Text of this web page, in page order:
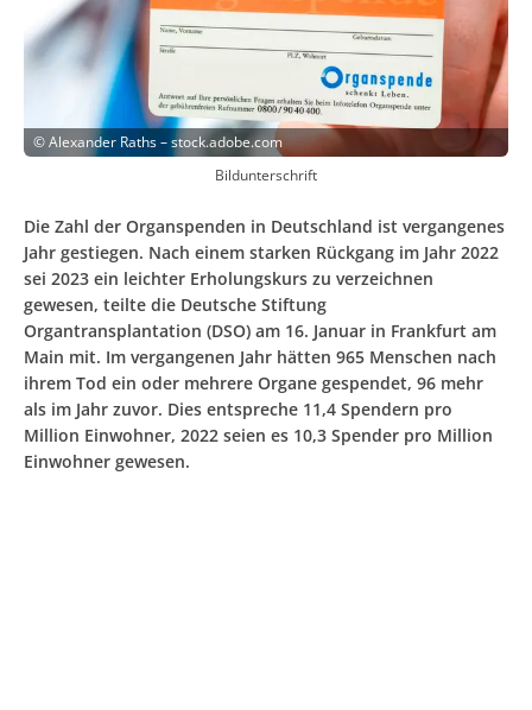
©Alexander Raths – stock.adobe.com
Bildunterschrift
Die Zahl der Organspenden in Deutschland ist vergangenes
Jahr gestiegen. Nach einem starken Rückgang im Jahr 2022
sei 2023 ein leichter Erholungskurs zu verzeichnen
gewesen, teilte die Deutsche Stiftung
Organtransplantation (DSO) am 16. Januar in Frankfurt am
Main mit. Im vergangenen Jahr hätten 965 Menschen nach
ihrem Tod ein oder mehrere Organe gespendet, 96 mehr
als im Jahr zuvor. Dies entspreche 11,4 Spendern pro
Million Einwohner, 2022 seien es 10,3 Spender pro Million
Einwohner gewesen.